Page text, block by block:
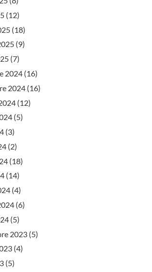
(12)
(18)
(9)
(7)
2024 (16)
2024 (16)
(12)
(5)
(3)
(2)
(18)
(14)
(4)
(6)
(5)
2023 (5)
(4)
(5)